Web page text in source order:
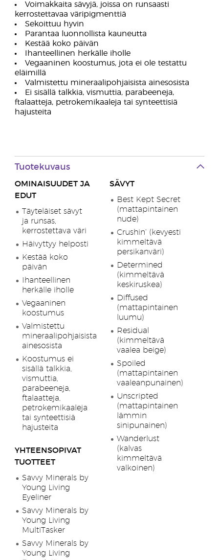
Voimakkaita sävyjä, joissa on runsaasti
kerrostettavaa väripigmenttiä
Sekoittuu hyvin
Parantaa luonnollista kauneutta
Kestää koko päivän
Ihanteellinen herkälle iholle
Vegaaninen koostumus, jota ei ole testattu
eläimillä
Valmistettu mineraalipohjaisista ainesosista
Ei sisällä talkkia, vismuttia, parabeeneja,
ftalaatteja, petrokemikaaleja tai synteettisiä
hajusteita
Tuotekuvaus
OMINAISUUDET JA
EDUT
Täyteläiset sävyt
ja runsas,
kerrostettava väri
Häivyttyy helposti
Kestää koko
päivän
Ihanteellinen
herkälle iholle
Vegaaninen
koostumus
Valmistettu
mineraalipohjaisista
ainesosista
Koostumus ei
sisällä talkkia,
vismuttia,
parabeeneja,
ftalaatteja,
petrokemikaaleja
tai synteettisiä
hajusteita
YHTEENSOPIVAT
TUOTTEET
Savvy Minerals by
Young Living
Eyeliner
Savvy Minerals by
Young Living
MultiTasker
Savvy Minerals by
Young Living
SÄVYT
Best Kept Secret
(mattapintainen
nude)
Crushin’ (kevyesti
kimmeltävä
persikanväri)
Determined
(kimmeltävä
keskiruskea)
Diffused
(mattapintainen
luumu)
Residual
(kimmeltävä
vaalea beige)
Spoiled
(mattapintainen
vaaleanpunainen)
Unscripted
(mattapintainen
lämmin
sinipunainen)
Wanderlust
(kalvas
kimmeltävä
valkoinen)